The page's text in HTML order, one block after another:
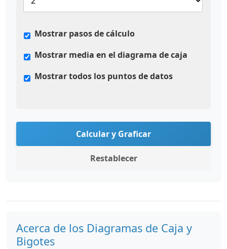
Mostrar pasos de cálculo
Mostrar media en el diagrama de caja
Mostrar todos los puntos de datos
Calcular y Graficar
Restablecer
Acerca de los Diagramas de Caja y
Bigotes